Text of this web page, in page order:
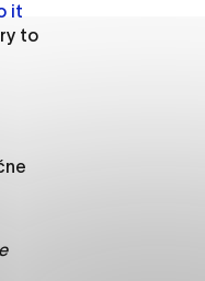
it
to
tým,